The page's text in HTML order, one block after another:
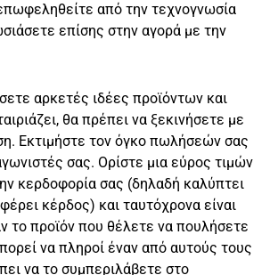
από την τεχνογνωσία
επίσης στην αγορά με την
αρκετές ιδέες προϊόντων και
θα πρέπει να ξεκινήσετε με
Εκτιμήστε τον όγκο πωλήσεών σας
σας. Ορίστε μια εύρος τιμών
κερδοφορία σας (δηλαδή καλύπτει
κέρδος) και ταυτόχρονα είναι
το προϊόν που θέλετε να πουλήσετε
να πληροί έναν από αυτούς τους
να το συμπεριλάβετε στο